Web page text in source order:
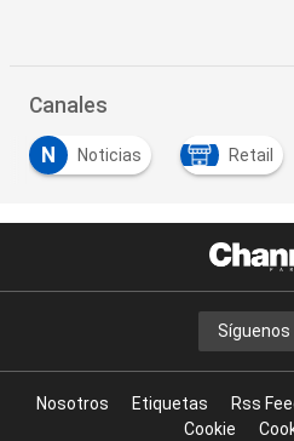
Canales
N Noticias Retail
Síguenos
Nosotros Etiquetas Rss
Cookie